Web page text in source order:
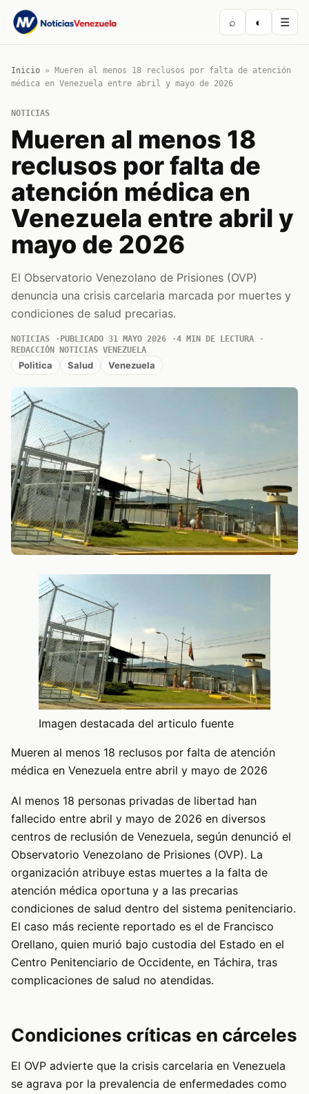
⌕ ◐ ☰
Inicio » Mueren al menos 18 reclusos por falta de atención
médica en Venezuela entre abril y mayo de 2026
NOTICIAS
Mueren al menos 18
reclusos por falta de
atención médica en
Venezuela entre abril y
mayo de 2026
El Observatorio Venezolano de Prisiones (OVP)
denuncia una crisis carcelaria marcada por muertes y
condiciones de salud precarias.
NOTICIAS PUBLICADO 31 MAYO 2026
4 MIN DE LECTURA
REDACCIÓN NOTICIAS VENEZUELA
Politica Salud Venezuela
Imagen destacada del articulo fuente
Mueren al menos 18 reclusos por falta de atención
médica en Venezuela entre abril y mayo de 2026
Al menos 18 personas privadas de libertad han
fallecido entre abril y mayo de 2026 en diversos
centros de reclusión de Venezuela, según denunció el
Observatorio Venezolano de Prisiones (OVP). La
organización atribuye estas muertes a la falta de
atención médica oportuna y a las precarias
condiciones de salud dentro del sistema penitenciario.
El caso más reciente reportado es el de Francisco
Orellano, quien murió bajo custodia del Estado en el
Centro Penitenciario de Occidente, en Táchira, tras
complicaciones de salud no atendidas.
Condiciones críticas en cárceles
El OVP advierte que la crisis carcelaria en Venezuela
se agrava por la prevalencia de enfermedades como